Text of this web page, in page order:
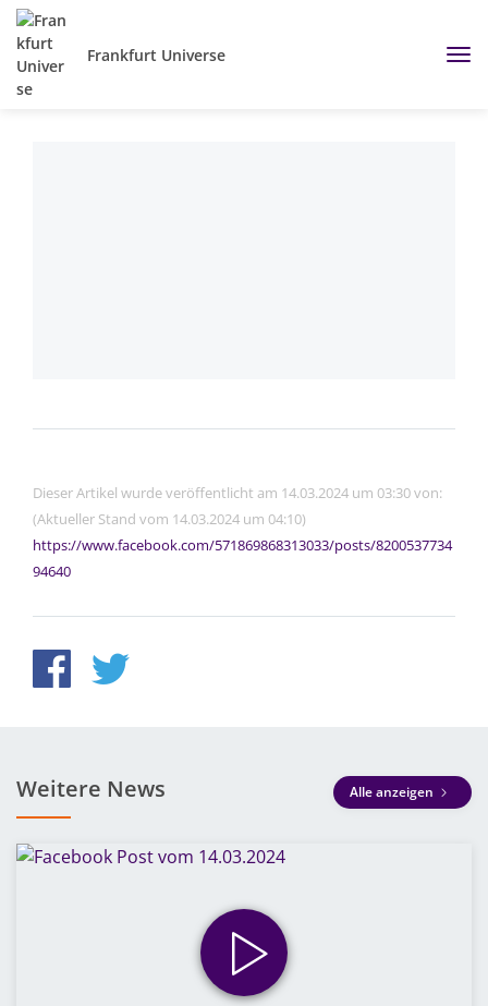
Frankfurt Universe
Dieser Artikel wurde veröffentlicht am 14.03.2024 um 03:30 von:
(Aktueller Stand vom 14.03.2024 um 04:10)
https://www.facebook.com/571869868313033/posts/8200537734
94640
Weitere News Alle anzeigen